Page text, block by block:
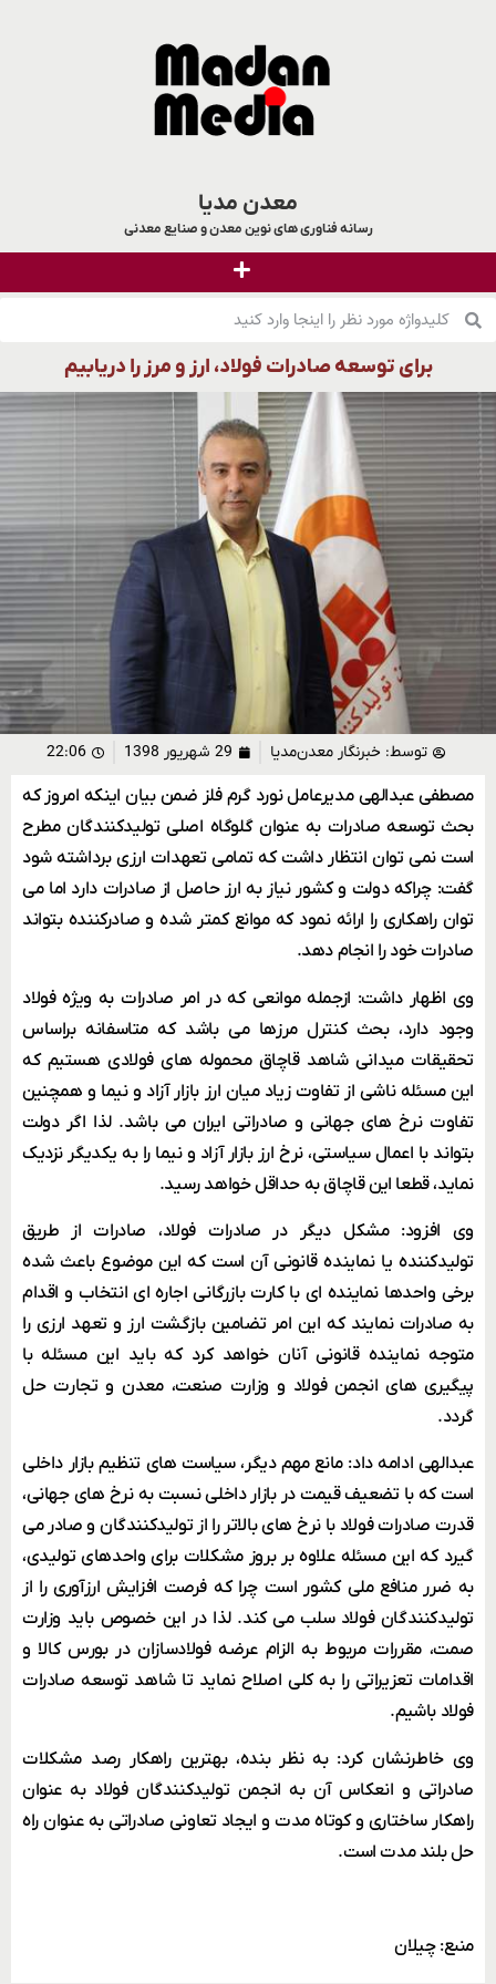
معدن مدیا
رسانه فناوری های نوین معدن و صنایع معدنی
برای توسعه صادرات فولاد، ارز و مرز را دریابیم
توسط: خبرنگار معدن‌مدیا 29 شهریور 1398 22:06
مصطفی عبدالهی مدیرعامل نورد گرم فلز ضمن بیان اینکه امروز که
بحث توسعه صادرات به عنوان گلوگاه اصلی تولیدکنندگان مطرح
است نمی توان انتظار داشت که تمامی تعهدات ارزی برداشته شود
گفت: چراکه دولت و کشور نیاز به ارز حاصل از صادرات دارد اما می
توان راهکاری را ارائه نمود که موانع کمتر شده و صادرکننده بتواند
صادرات خود را انجام دهد.
وی اظهار داشت: ازجمله موانعی که در امر صادرات به ویژه فولاد
وجود دارد، بحث کنترل مرزها می باشد که متاسفانه براساس
تحقیقات میدانی شاهد قاچاق محموله های فولادی هستیم که
این مسئله ناشی از تفاوت زیاد میان ارز بازار آزاد و نیما و همچنین
تفاوت نرخ های جهانی و صادراتی ایران می باشد. لذا اگر دولت
بتواند با اعمال سیاستی، نرخ ارز بازار آزاد و نیما را به یکدیگر نزدیک
نماید، قطعا این قاچاق به حداقل خواهد رسید.
وی افزود: مشکل دیگر در صادرات فولاد، صادرات از طریق
تولیدکننده یا نماینده قانونی آن است که این موضوع باعث شده
برخی واحدها نماینده ای با کارت بازرگانی اجاره ای انتخاب و اقدام
به صادرات نمایند که این امر تضامین بازگشت ارز و تعهد ارزی را
متوجه نماینده قانونی آنان خواهد کرد که باید این مسئله با
پیگیری های انجمن فولاد و وزارت صنعت، معدن و تجارت حل
گردد.
عبدالهی ادامه داد: مانع مهم دیگر، سیاست های تنظیم بازار داخلی
است که با تضعیف قیمت در بازار داخلی نسبت به نرخ های جهانی،
قدرت صادرات فولاد با نرخ های بالاتر را از تولیدکنندگان و صادر می
گیرد که این مسئله علاوه بر بروز مشکلات برای واحدهای تولیدی،
به ضرر منافع ملی کشور است چرا که فرصت افزایش ارزآوری را از
تولیدکنندگان فولاد سلب می کند. لذا در این خصوص باید وزارت
صمت، مقررات مربوط به الزام عرضه فولادسازان در بورس کالا و
اقدامات تعزیراتی را به کلی اصلاح نماید تا شاهد توسعه صادرات
فولاد باشیم.
وی خاطرنشان کرد: به نظر بنده، بهترین راهکار رصد مشکلات
صادراتی و انعکاس آن به انجمن تولیدکنندگان فولاد به عنوان
راهکار ساختاری و کوتاه مدت و ایجاد تعاونی صادراتی به عنوان راه
حل بلند مدت است.
منبع: چیلان